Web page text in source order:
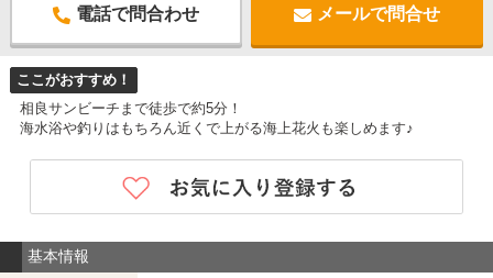
電話で問合わせ メールで問合せ
ここがおすすめ！
相良サンビーチまで徒歩で約5分！
海水浴や釣りはもちろん近くで上がる海上花火も楽しめます♪
基本情報